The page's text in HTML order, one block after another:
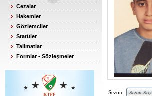
Cezalar
Hakemler
Gözlemciler
Statüler
Talimatlar
Formlar - Sözleşmeler
Sezon: